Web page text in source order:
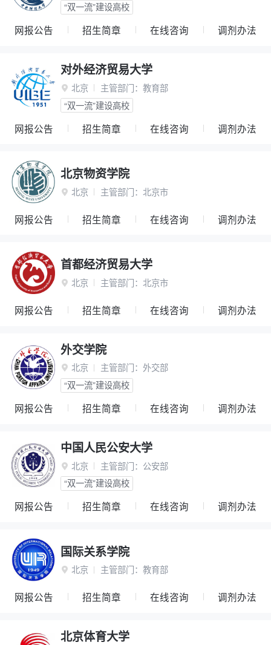
“双一流”建设高校
网报公告 招生简章 在线咨询 调剂办法
对外经济贸易大学
 北京 主管部门： 教育部
“双一流”建设高校
网报公告 招生简章 在线咨询 调剂办法
北京物资学院
 北京 主管部门： 北京市
网报公告 招生简章 在线咨询 调剂办法
首都经济贸易大学
 北京 主管部门： 北京市
网报公告 招生简章 在线咨询 调剂办法
外交学院
 北京 主管部门： 外交部
“双一流”建设高校
网报公告 招生简章 在线咨询 调剂办法
中国人民公安大学
 北京 主管部门： 公安部
“双一流”建设高校
网报公告 招生简章 在线咨询 调剂办法
国际关系学院
 北京 主管部门： 教育部
网报公告 招生简章 在线咨询 调剂办法
北京体育大学